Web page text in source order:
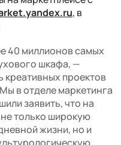
, в
40 миллионов самых
шкафа, —
креативных проектов
в отделе маркетинга
заявить, что на
только широкую
жизни, но и